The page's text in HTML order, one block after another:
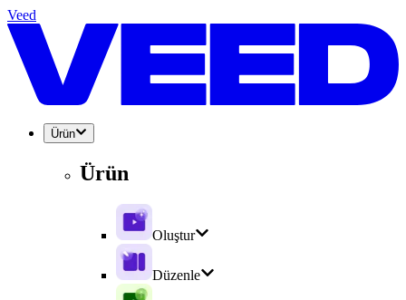
Veed
Ürün
Ürün
Oluştur
Düzenle